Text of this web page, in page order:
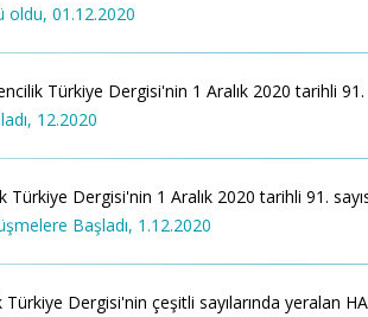
oldu, 01.12.2020
Türkiye Dergisi'nin 1 Aralık 2020 tarihli
12.2020
Dergisi'nin 1 Aralık 2020 tarihli 91.
Başladı, 1.12.2020
Dergisi'nin çeşitli sayılarında yeralan